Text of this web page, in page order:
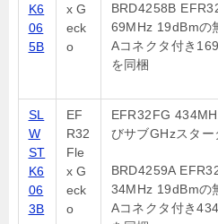
K6
06
5B
x G
eck
o
BRD4258B
69MHz 19dBmの
Aコネクタ付き
を同梱
SL
W
ST
K6
06
3B
EF
R32
Fle
x G
eck
o
EFR32FG
びサブGHzスター
BRD4259A
34MHz 19dBmの
Aコネクタ付き